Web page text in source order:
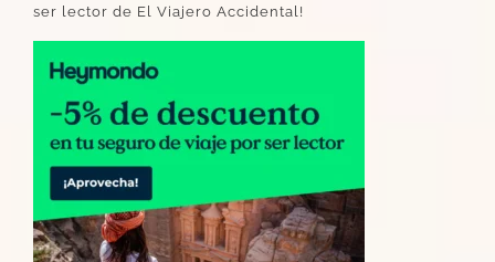
ser lector de El Viajero Accidental!